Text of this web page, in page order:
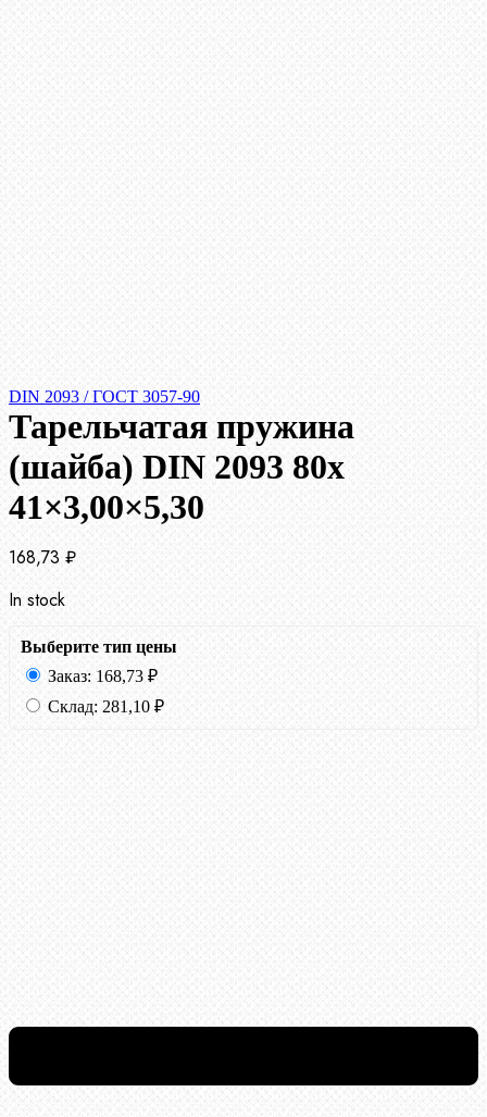
DIN 2093 / ГОСТ 3057-90
Тарельчатая пружина
(шайба) DIN 2093 80x
41×3,00×5,30
168,73 ₽
In stock
Выберите тип цены
Заказ: 168,73 ₽
Склад: 281,10 ₽